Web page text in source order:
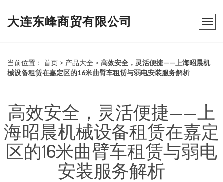
大连东峰商贸有限公司
当前位置： 首页 > 产品大全 > 高效安全，灵活便捷——上海昭晨机
械设备租赁在嘉定区的16米曲臂车租赁与弱电安装服务解析
高效安全，灵活便捷——上
海昭晨机械设备租赁在嘉定
区的16米曲臂车租赁与弱电
安装服务解析